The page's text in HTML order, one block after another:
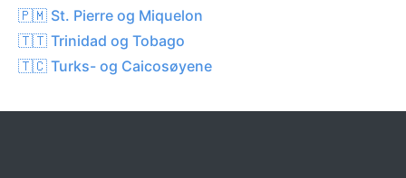
🇵🇲 St. Pierre og Miquelon
🇹🇹 Trinidad og Tobago
🇹🇨 Turks- og Caicosøyene